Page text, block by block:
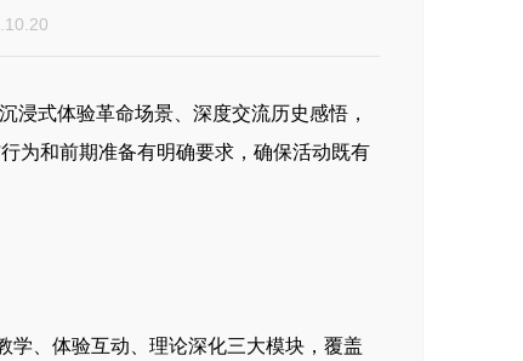
式体验革命场景、深度交流历史感悟，
为和前期准备有明确要求，确保活动既有
、体验互动、理论深化三大模块，覆盖